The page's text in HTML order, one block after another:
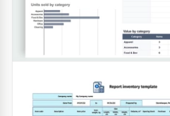
Semplice foglio di calcolo